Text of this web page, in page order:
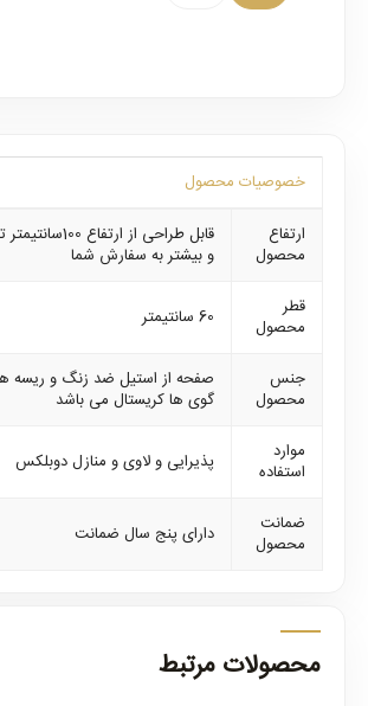
خصوصیات محصول
ارتفاع
محصول
و بیشتر به سفارش شما
قطر
محصول
60 سانتیمتر
جنس
محصول
صفحه از استیل ضد زنگ و ریسه
گوی ها کریستال می باشد
موارد
استفاده
پذیرایی و لاوی و منازل دوبلکس
ضمانت
محصول
دارای پنج سال ضمانت
محصولات مرتبط